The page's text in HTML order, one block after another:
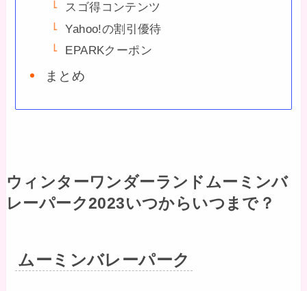
スゴ得コンテンツ
Yahoo!の割引優待
EPARKクーポン
まとめ
ウィンターワンダーランドムーミンバ
レーパーク2023いつからいつまで？
ムーミンバレーパーク